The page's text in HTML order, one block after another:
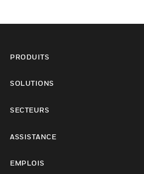
PRODUITS
SOLUTIONS
SECTEURS
ASSISTANCE
EMPLOIS